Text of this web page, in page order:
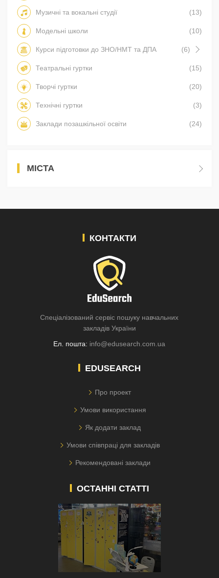
Музичні та вокальні студії (13)
Модельні школи (10)
Курси підготовки до ЗНО/НМТ та ДПА (6)
Театральні гуртки (15)
Творчі гуртки (20)
Технічні гуртки (3)
Заклади позашкільної освіти (24)
МІСТА
КОНТАКТИ
Спеціалізований сервіс пошуку навчальних
закладів України
Ел. пошта: info@edusearch.com.ua
EDUSEARCH
Про проект
Умови використання
Як додати заклад
Умови співпраці для закладів
Рекомендовані заклади
ОСТАННІ СТАТТІ